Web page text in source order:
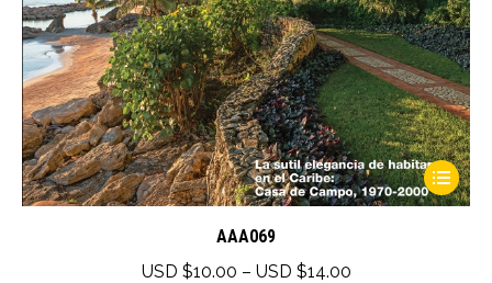
This
product
AAA069
USD $10.00 – USD $14.00Price